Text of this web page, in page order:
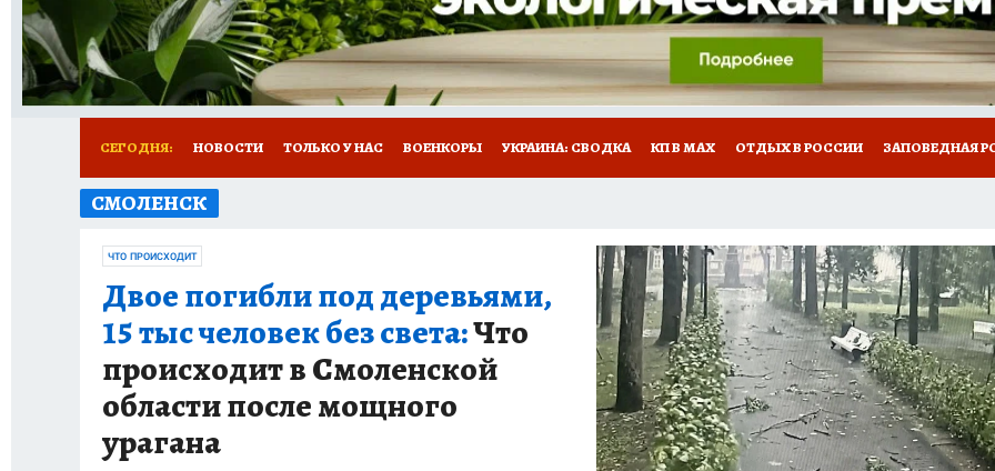
СЕГОДНЯ: НОВОСТИ ТОЛЬКО У НАС ВОЕНКОРЫ УКРАИНА: СВОДКА КП В МАХ ОТДЫХ В РОССИИ ЗАПОВЕДНАЯ
ИСПЫТАНО НА СЕБЕ
СМОЛЕНСК
ЧТО ПРОИСХОДИТ
Двое погибли под деревьями,
15 тыс человек без света:Что
происходит в Смоленской
области после мощного
урагана